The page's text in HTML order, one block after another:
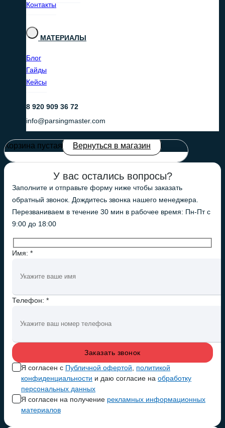
Контакты
МАТЕРИАЛЫ
Блог
Гайды
Кейсы
8 920 909 36 72
info@parsingmaster.com
Корзина пустая Вернуться в магазин
У вас остались вопросы?
Заполните и отправьте форму ниже чтобы заказать
обратный звонок. Дождитесь звонка нашего менеджера.
Перезваниваем в течение 30 мин в рабочее время: Пн-Пт с
9:00 до 18:00
Имя: *
Телефон: *
Я согласен с Публичной офертой
политикой
конфиденциальности и даю согласие на обработку
персональных данных
Я согласен на получение рекламных информационных
материалов